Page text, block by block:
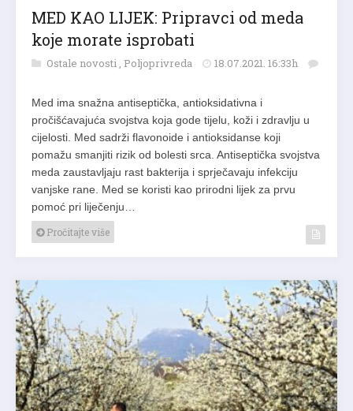
MED KAO LIJEK: Pripravci od meda
koje morate isprobati
Ostale novosti , Poljoprivreda 18.07.2021. 16:33h
Med ima snažna antiseptička, antioksidativna i
pročišćavajuća svojstva koja gode tijelu, koži i zdravlju u
cijelosti. Med sadrži flavonoide i antioksidanse koji
pomažu smanjiti rizik od bolesti srca. Antiseptička svojstva
meda zaustavljaju rast bakterija i sprječavaju infekciju
vanjske rane. Med se koristi kao prirodni lijek za prvu
pomoć pri liječenju…
Pročitajte više